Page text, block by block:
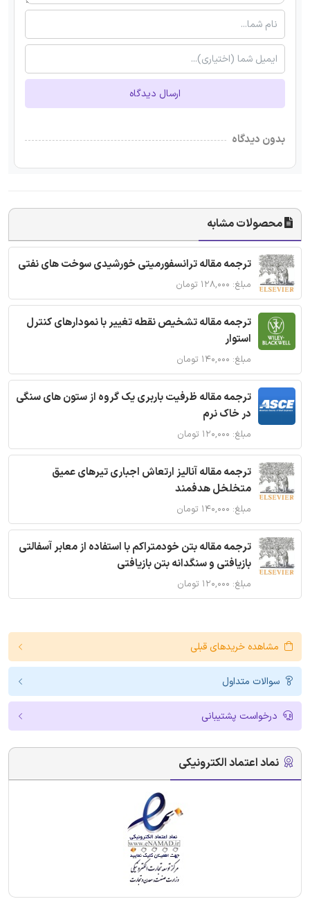
ارسال دیدگاه
بدون دیدگاه
محصولات مشابه
ترجمه مقاله ترانسفورمیتی خورشیدی سوخت های نفتی
مبلغ: ۱۲۸,۰۰۰ تومان
ترجمه مقاله تشخیص نقطه تغییر با نمودارهای کنترل
استوار
مبلغ: ۱۴۰,۰۰۰ تومان
ترجمه مقاله ظرفیت باربری یک گروه از ستون های سنگی
در خاک نرم
مبلغ: ۱۲۰,۰۰۰ تومان
ترجمه مقاله آنالیز ارتعاش اجباری تیرهای عمیق
متخلخل هدفمند
مبلغ: ۱۴۰,۰۰۰ تومان
ترجمه مقاله بتن خودمتراکم با استفاده از معابر آسفالتی
بازیافتی و سنگدانه بتن بازیافتی
مبلغ: ۱۲۰,۰۰۰ تومان
مشاهده خریدهای قبلی
سوالات متداول
درخواست پشتیبانی
نماد اعتماد الکترونیکی